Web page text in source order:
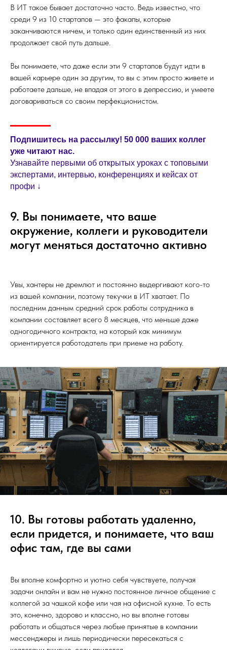
В ИТ такое бывает достаточно часто. Ведь известно, что
среди 9 из 10 стартапов — это факапы, которые
заканчиваются ничем, и только один единственный из них
продолжает свой путь дальше.
Вы понимаете, что даже если эти 9 стартапов будут идти в
вашей карьере один за другим, то вы с этим просто живете и
работаете дальше, не впадая от этого в депрессию, и умеете
договариваться со своим перфекционистом.
Подпишитесь на рассылку! 50 000 ваших коллег
уже читают нас.
Узнавайте первыми об открытых уроках с топовыми
экспертами, интервью, конференциях и кейсах от
профи ↓
9. Вы понимаете, что ваше
окружение, коллеги и руководители
могут меняться достаточно активно
Увы, хантеры не дремлют и постоянно выдергивают кого-то
из вашей компании, поэтому текучки в ИТ хватает. По
последним данным средний срок работы сотрудника в
компании составляет всего 8 месяцев, что меньше даже
одногодичного контракта, на который как минимум
ориентируется работодатель при приеме на работу.
10. Вы готовы работать удаленно,
если придется, и понимаете, что ваш
офис там, где вы сами
Вы вполне комфортно и уютно себя чувствуете, получая
задачи онлайн и вам не нужно постоянное личное общение с
коллегой за чашкой кофе или чая на офисной кухне. То есть
это, конечно, здорово и классно, но вы вполне готовы
работать и общаться через любые принятые в компании
мессенджеры и лишь периодически пересекаться с